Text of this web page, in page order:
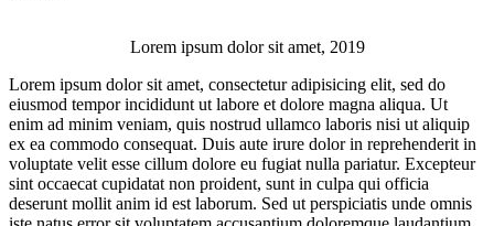
Lorem ipsum dolor sit amet, 2019
Lorem ipsum dolor sit amet, consectetur adipisicing elit, sed do
eiusmod tempor incididunt ut labore et dolore magna aliqua. Ut
enim ad minim veniam, quis nostrud ullamco laboris nisi ut aliquip
ex ea commodo consequat. Duis aute irure dolor in reprehenderit in
voluptate velit esse cillum dolore eu fugiat nulla pariatur. Excepteur
sint occaecat cupidatat non proident, sunt in culpa qui officia
deserunt mollit anim id est laborum. Sed ut perspiciatis unde omnis